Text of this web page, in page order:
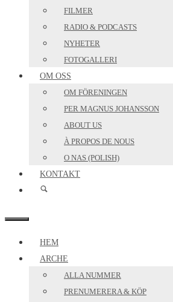
FILMER
RADIO & PODCASTS
NYHETER
FOTOGALLERI
OM OSS
OM FÖRENINGEN
PER MAGNUS JOHANSSON
ABOUT US
À PROPOS DE NOUS
O NAS (POLISH)
KONTAKT
MENY
HEM
ARCHE
ALLA NUMMER
PRENUMERERA & KÖP